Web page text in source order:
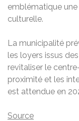
emblématique
culturelle.
La municipalité
les loyers issus
revitaliser le
proximité et les
est attendue en
Source